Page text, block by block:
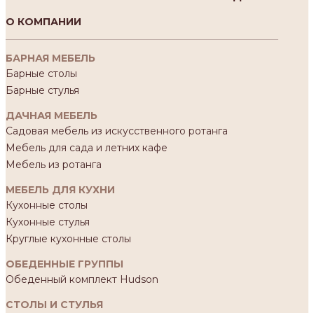
О КОМПАНИИ
БАРНАЯ МЕБЕЛЬ
Барные столы
Барные стулья
ДАЧНАЯ МЕБЕЛЬ
Садовая мебель из искусственного ротанга
Мебель для сада и летних кафе
Мебель из ротанга
МЕБЕЛЬ ДЛЯ КУХНИ
Кухонные столы
Кухонные стулья
Круглые кухонные столы
ОБЕДЕННЫЕ ГРУППЫ
Обеденный комплект Hudson
СТОЛЫ И СТУЛЬЯ